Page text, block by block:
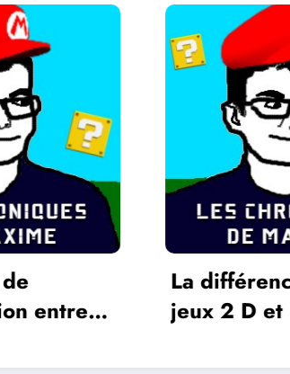
La différence entre
jeux 2 D et 3 D